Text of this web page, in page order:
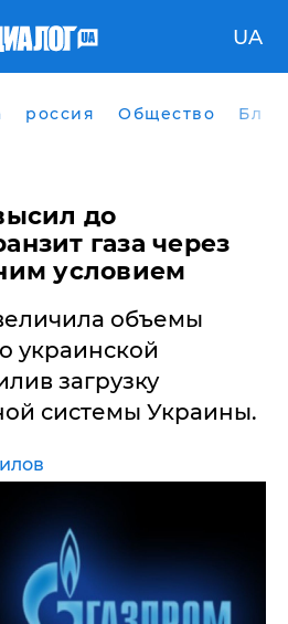
UA
россия Общество
до
газа через
условием
объемы
украинской
загрузку
системы Украины.